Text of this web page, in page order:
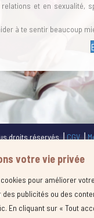
votre vie privée
pour améliorer
des publicités ou des
En cliquant sur « Tout
et en sexualité,
à te sentir beaucoup
droits réservés ⎥CGV⎥
⎥ Site
Calliframe.com